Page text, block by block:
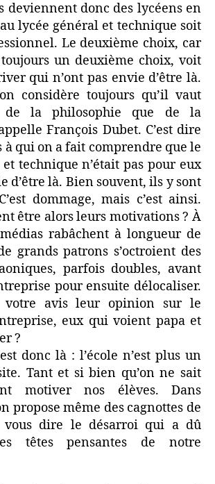
deviennent donc des lycéens en
lycée général et technique soit
Le deuxième choix, car
toujours un deuxième choix, voit
qui n’ont pas envie d’être là.
considère toujours qu’il vaut
la philosophie que de la
François Dubet. C’est dire
à qui on a fait comprendre que le
technique n’était pas pour eux
d’être là. Bien souvent, ils y sont
dommage, mais c’est ainsi.
être alors leurs motivations ? À
rabâchent à longueur de
grands patrons s’octroient des
parfois doubles, avant
pour ensuite délocaliser.
votre avis leur opinion sur le
eux qui voient papa et
?
donc là : l’école n’est plus un
Tant et si bien qu’on ne sait
motiver nos élèves. Dans
propose même des cagnottes de
vous dire le désarroi qui a dû
têtes pensantes de notre